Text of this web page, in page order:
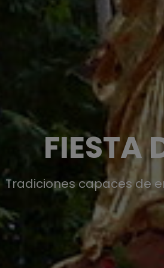
FIESTA
Tradiciones capaces de